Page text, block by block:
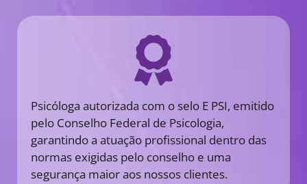
Psicóloga autorizada com o selo E PSI, emitido
pelo Conselho Federal de Psicologia,
garantindo a atuação profissional dentro das
normas exigidas pelo conselho e uma
segurança maior aos nossos clientes.